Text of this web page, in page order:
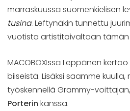
marraskuussa suomenkielisen
tusina. Leftynäkin tunnettu
vuotista artistitaivaltaan
MACOBOXIssa Leppänen
biiseistä. Lisäksi saamme kuulla,
työskennellä Grammy-
Porterin kanssa.